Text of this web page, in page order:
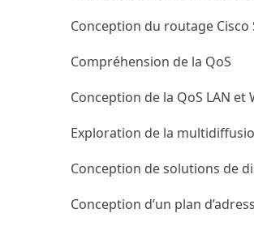
Conception du routage
Compréhension de la QoS
Conception de la QoS LAN et
Exploration de la
Conception de solutions de
Conception d’un plan